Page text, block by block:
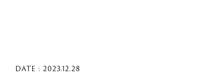
DATE : 2023.12.28